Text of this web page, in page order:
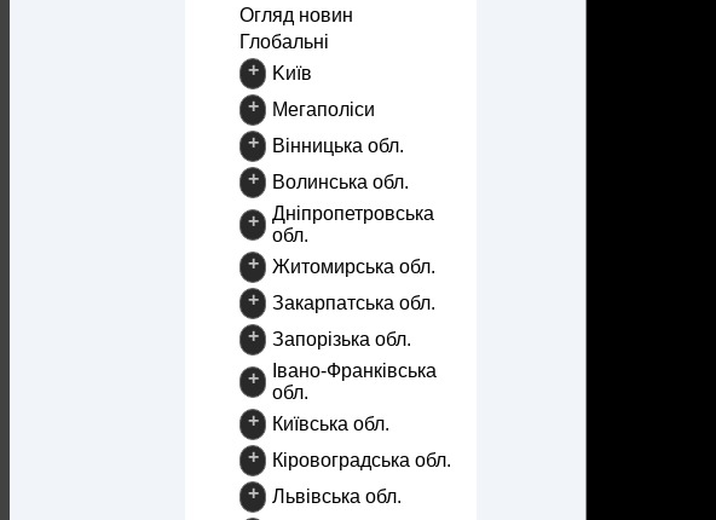
Огляд новин
Глобальні
+
Kиїв
+
Mегаполіси
+
Вінницька обл.
+
Волинська обл.
+
Дніпропетровська
обл.
+
Житомирська обл.
+
Закарпатська обл.
+
Запорізька обл.
+
Івано-Франківська
обл.
+
Київська обл.
+
Кіровоградська обл.
+
Львівська обл.